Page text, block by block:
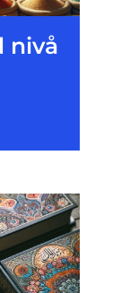
nivå